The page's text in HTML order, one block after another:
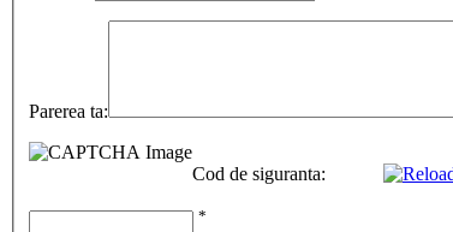
Parerea ta:
Cod de siguranta:
*